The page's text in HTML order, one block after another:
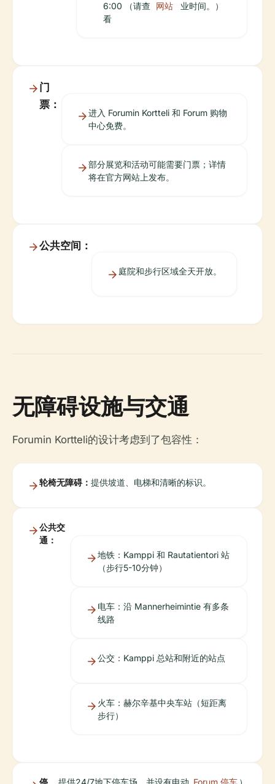
6:00 （请查
看
网站
业时间。）
门
票：
进入 Forumin Kortteli 和 Forum 购物
中心免费。
部分展览和活动可能需要门票；详情
将在官方网站上发布。
公共空间：
庭院和步行区域全天开放。
无障碍设施与交通
Forumin Kortteli的设计考虑到了包容性：
轮椅无障碍： 提供坡道、电梯和清晰的标识。
公共交
通：
地铁：Kamppi 和 Rautatientori 站
（步行5-10分钟）
电车：沿 Mannerheimintie 有多条
线路
公交：Kamppi 总站和附近的站点
火车：赫尔辛基中央车站（短距离
步行）
停 提供24/7地下停车场，并设有电动 Forum 停车 ）